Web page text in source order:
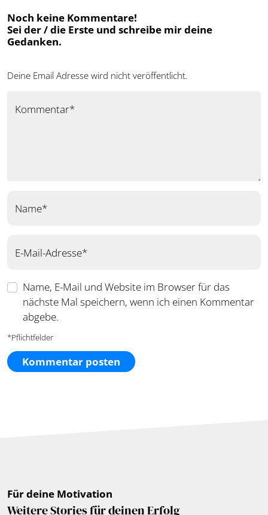
Noch keine Kommentare!
Sei der / die Erste und schreibe mir deine
Gedanken.
Deine Email Adresse wird nicht veröffentlicht.
Kommentar*
Name*
E-Mail-Adresse*
Name, E-Mail und Website im Browser für das
nächste Mal speichern, wenn ich einen Kommentar
abgebe.
*Pflichtfelder
Für deine Motivation
Weitere Stories für deinen Erfolg